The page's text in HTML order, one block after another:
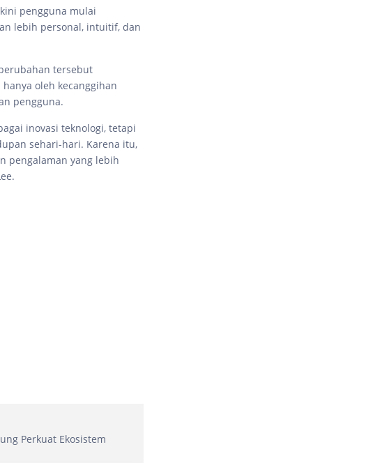
pengguna mulai
lebih personal, intuitif, dan
tersebut
oleh kecanggihan
pengguna.
inovasi teknologi, tetapi
sehari-hari. Karena itu,
pengalaman yang lebih
Perkuat Ekosistem